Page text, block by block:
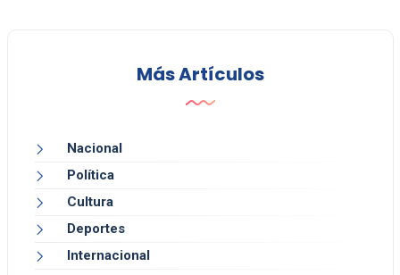
Más Artículos
Nacional
Política
Cultura
Deportes
Internacional